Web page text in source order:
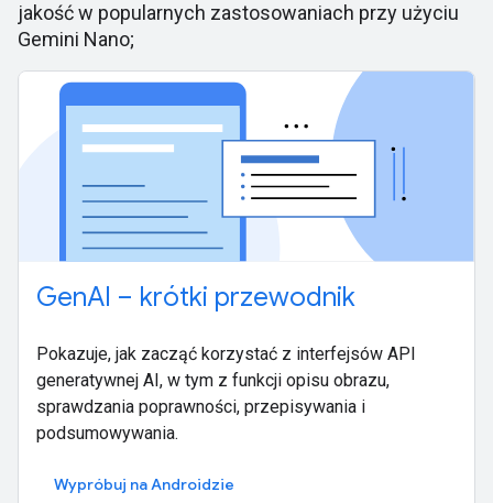
jakość w popularnych zastosowaniach przy użyciu
Gemini Nano;
GenAI – krótki przewodnik
Pokazuje, jak zacząć korzystać z interfejsów API
generatywnej AI, w tym z funkcji opisu obrazu,
sprawdzania poprawności, przepisywania i
podsumowywania.
Wypróbuj na Androidzie